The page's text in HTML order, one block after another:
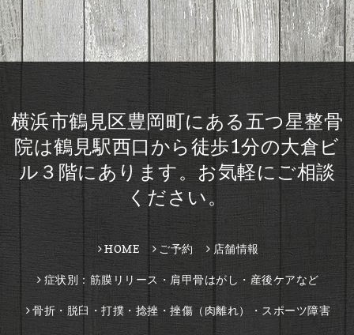
横浜市鶴見区豊岡町にある五つ星整骨
院は鶴見駅西口から徒歩1分の大倉ビ
ル３階にあります。お気軽にご相談
ください。
HOME ご予約 店舗情報
症状別：筋膜リリース・肩甲骨はがし・産後ケアなど
骨折・脱臼・打撲・捻挫・挫傷（肉離れ）・スポーツ障害